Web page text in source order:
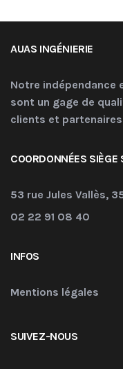
AUAS INGÉNIERIE
Notre indépendance
sont un gage de
clients et
COORDONNÉES SIÈGE
53 rue Jules Vallès,
02 22 91 08 40
INFOS
Mentions légales
SUIVEZ-NOUS